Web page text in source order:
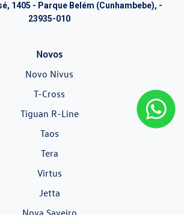
1405 - Parque Belém (Cunhambebe), -
23935-010
Novos
Novo Nivus
T-Cross
Tiguan R-Line
Taos
Tera
Virtus
Jetta
Nova Saveiro